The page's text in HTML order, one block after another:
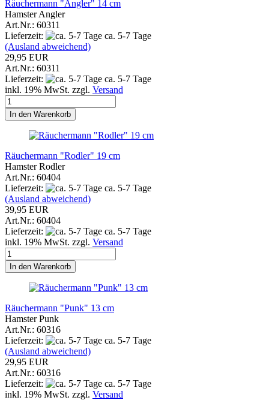
Räuchermann "Angler" 14 cm
Hamster Angler
Art.Nr.: 60311
Lieferzeit:
ca. 5-7 Tage
(Ausland abweichend)
29,95 EUR
Art.Nr.: 60311
Lieferzeit:
ca. 5-7 Tage
inkl. 19% MwSt. zzgl. Versand
In den Warenkorb
Räuchermann "Rodler" 19 cm
Hamster Rodler
Art.Nr.: 60404
Lieferzeit:
ca. 5-7 Tage
(Ausland abweichend)
39,95 EUR
Art.Nr.: 60404
Lieferzeit:
ca. 5-7 Tage
inkl. 19% MwSt. zzgl. Versand
In den Warenkorb
Räuchermann "Punk" 13 cm
Hamster Punk
Art.Nr.: 60316
Lieferzeit:
ca. 5-7 Tage
(Ausland abweichend)
29,95 EUR
Art.Nr.: 60316
Lieferzeit:
ca. 5-7 Tage
inkl. 19% MwSt. zzgl. Versand